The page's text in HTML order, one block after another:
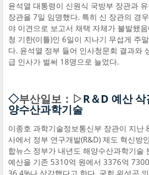
윤석열 대통령이 신원식 국방부 장관과
장관을 7일 임명했다. 특히 신 장관의 경
야 이견으로 보고서 채택 자체가 불발됐
청 기한(이틀)인 6일이 지나기 무섭게 주
다. 윤석열 정부 들어 인사청문회 결과와
급 인사가 벌써 18명으로 늘었다.
◇부산일보：▷R＆D 예산
양수산과학기술
이종호 과학기술정보통신부 장관이 지난
사에서 정부 연구개발(R&D) 제도 혁신방
합뉴스 정부가 내년도 해양수산과학기술
예산을 기존 5310억 원에서 3376억